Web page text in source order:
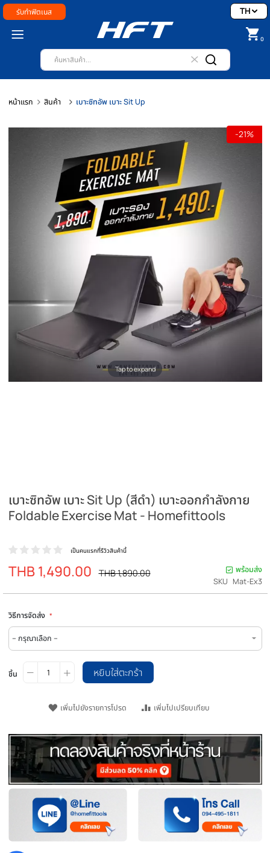
รับทำฟิตเนส
เบาะซิทอัพ เบาะ Sit Up (สีดำ) เบาะออกกำลังก
Foldable Exercise Mat - Homefittools
ราคา
พิเศษ
THB 1,490.00 พ
ชิ้น หยิบใส่ตะกร้า
เพิ่มไปยังรายการโปรด เพิ่มไปเปรียบเทียบ